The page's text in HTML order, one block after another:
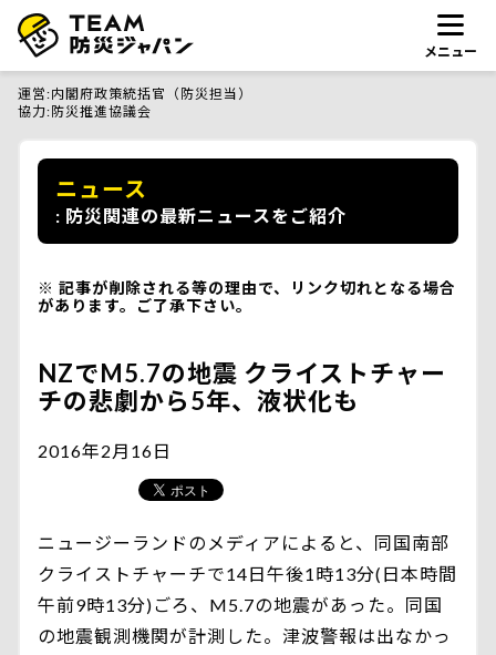
メニュー
運営 内閣府政策統括官（防災担当）
協力 防災推進協議会
ニュース
防災関連の最新ニュースをご紹介
記事が削除される等の理由で、リンク切れとなる場合
があります。ご了承下さい。
NZでM5.7の地震 クライストチャー
チの悲劇から5年、液状化も
2016年2月16日
ニュージーランドのメディアによると、同国南部
クライストチャーチで14日午後1時13分(日本時間
午前9時13分)ごろ、M5.7の地震があった。同国
の地震観測機関が計測した。津波警報は出なかっ